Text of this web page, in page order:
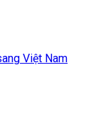
Việt Nam